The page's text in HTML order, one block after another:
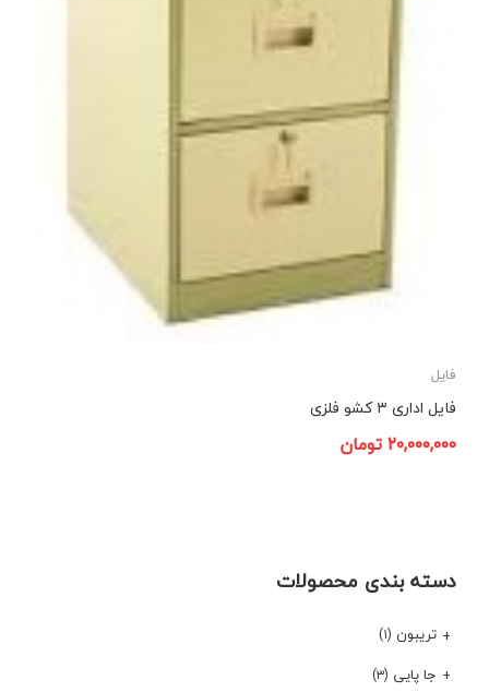
فایل
فایل اداری ۳ کشو فلزی
۲۰,۰۰۰,۰۰۰تومان
دسته بندی محصولات
تریبون (۱)
جا پایی (۳)